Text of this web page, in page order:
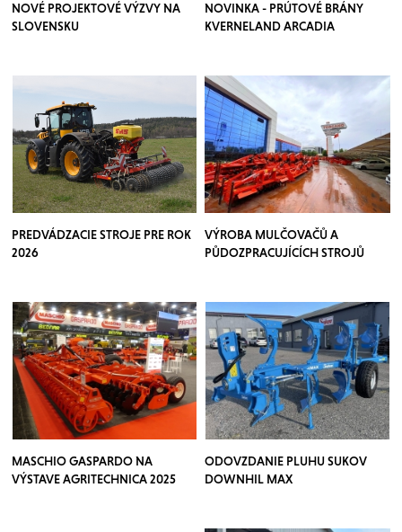
NOVÉ PROJEKTOVÉ VÝZVY NA
SLOVENSKU
NOVINKA - PRÚTOVÉ BRÁNY
KVERNELAND ARCADIA
PREDVÁDZACIE STROJE PRE ROK
2026
VÝROBA MULČOVAČŮ A
PŮDOZPRACUJÍCÍCH STROJŮ
MASCHIO GASPARDO NA
VÝSTAVE AGRITECHNICA 2025
ODOVZDANIE PLUHU SUKOV
DOWNHIL MAX